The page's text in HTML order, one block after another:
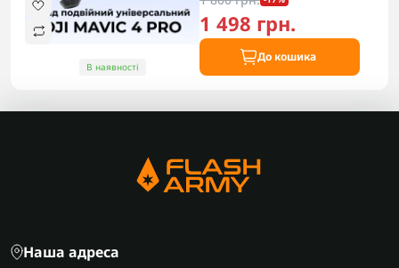
В наявності
1 498 грн.
До кошика
Наша адреса